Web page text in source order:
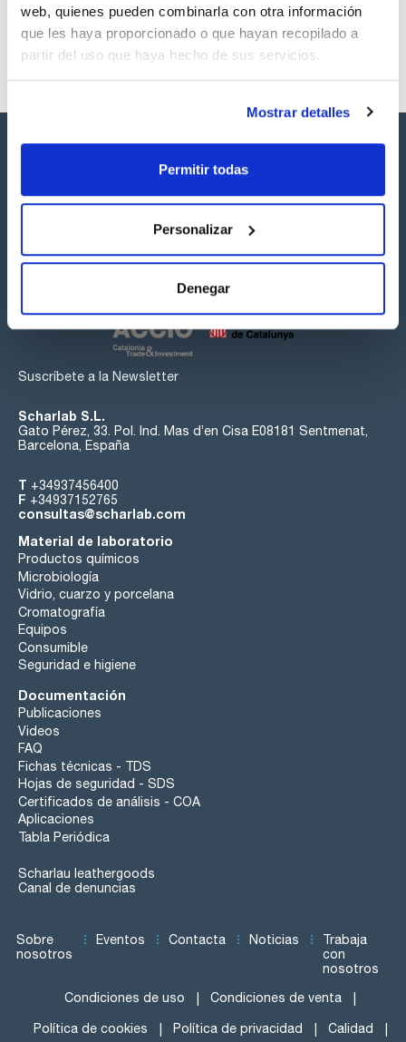
web, quienes pueden combinarla con otra información
que les haya proporcionado o que hayan recopilado a
partir del uso que haya hecho de sus servicios.
Mostrar detalles
Permitir todas
Personalizar
Denegar
Disponibilidad
Ver stock
Síguenos:
Suscríbete a la Newsletter
Scharlab S.L.
Gato Pérez, 33. Pol. Ind. Mas d’en Cisa E08181 Sentmenat,
Barcelona, España
T +34937456400
F +34937152765
consultas@scharlab.com
Material de laboratorio
Productos químicos
Microbiología
Vidrio, cuarzo y porcelana
Cromatografía
Equipos
Consumible
Seguridad e higiene
Documentación
Publicaciones
Videos
FAQ
Fichas técnicas - TDS
Hojas de seguridad - SDS
Certificados de análisis - COA
Aplicaciones
Tabla Periódica
Scharlau leathergoods
Canal de denuncias
Sobre
nosotros
Eventos Contacta Noticias
Trabaja
con
nosotros
Condiciones de uso Condiciones de venta
Política de cookies Política de privacidad Calidad